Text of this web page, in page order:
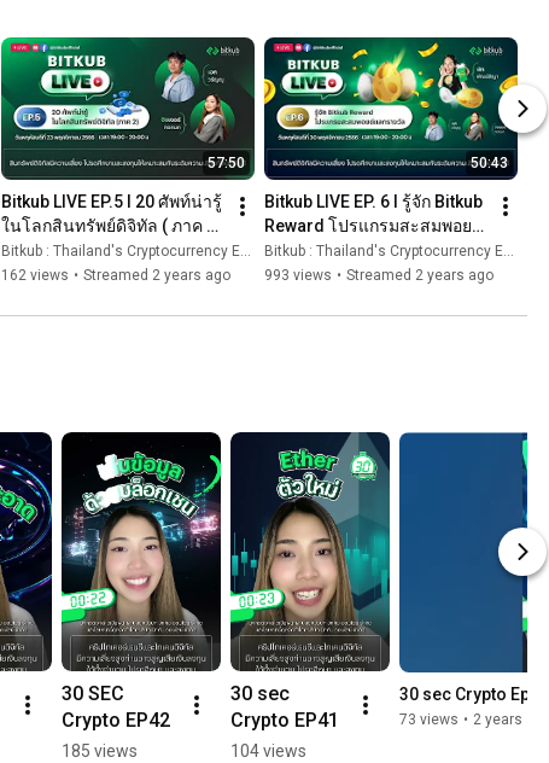
57:50
Bitkub LIVE EP.5 l 20 ศัพท์น่ารู้
ในโลกสินทรัพย์ดิจิทัล ( ภาค 2 )
💚
Bitkub : Thailand's Cryptocurrency Exchange
162 views • Streamed 2 years ago
50:43
Bitkub LIVE EP. 6 l รู้จัก Bitkub
Reward โปรแกรมสะสมพอยต์
แลกรางวัล 💚
Bitkub : Thailand's Cryptocurrency Exchange
993 views • Streamed 2 years ago
30 SEC
Crypto EP42
185 views
30 sec
Crypto EP41
104 views
30 sec Crypto Ep40
73 views • 2 years